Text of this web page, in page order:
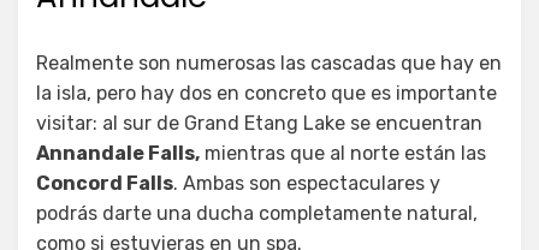
Realmente son numerosas las cascadas que hay en
la isla, pero hay dos en concreto que es importante
visitar: al sur de Grand Etang Lake se encuentran
Annandale Falls, mientras que al norte están las
Concord Falls. Ambas son espectaculares y
podrás darte una ducha completamente natural,
como si estuvieras en un spa.